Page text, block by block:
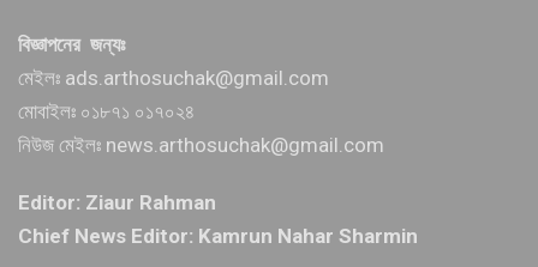
বিজ্ঞাপনের জন্যঃ
মেইলঃ ads.arthosuchak@gmail.com
মোবাইলঃ ০১৮৭১ ০১৭০২৪
নিউজ মেইলঃ news.arthosuchak@gmail.com
Editor: Ziaur Rahman
Chief News Editor: Kamrun Nahar Sharmin